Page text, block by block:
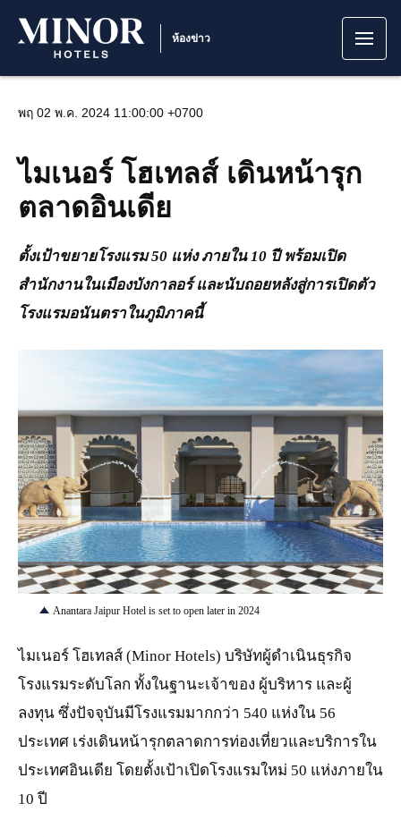
ห้องข่าว
พฤ 02 พ.ค. 2024 11:00:00 +0700
ไมเนอร์ โฮเทลส์ เดินหน้ารุก
ตลาดอินเดีย
ตั้งเป้าขยายโรงแรม50 แห่ง ภายใน10 ปีพร้อมเปิด
สำนักงานในเมืองบังกาลอร์ และนับถอยหลังสู่การเปิดตัว
โรงแรมอนันตราในภูมิภาคนี้
JPG
Anantara Jaipur Hotel is set to open later in 2024
ไมเนอร์ โฮเทลส์ (Minor Hotels) บริษัทผู้ดำเนินธุรกิจ
โรงแรมระดับโลก ทั้งในฐานะเจ้าของ ผู้บริหาร และผู้
ลงทุน ซึ่งปัจจุบันมีโรงแรมมากกว่า 540 แห่งใน 56
ประเทศ เร่งเดินหน้ารุกตลาดการท่องเที่ยวและบริการใน
ประเทศอินเดีย โดยตั้งเป้าเปิดโรงแรมใหม่ 50 แห่งภายใน
10 ปี